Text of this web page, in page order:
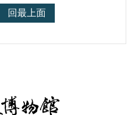
回最上面